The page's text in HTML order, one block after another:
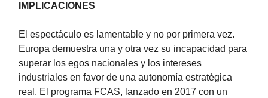
IMPLICACIONES
El espectáculo es lamentable y no por primera vez.
Europa demuestra una y otra vez su incapacidad para
superar los egos nacionales y los intereses
industriales en favor de una autonomía estratégica
real. El programa FCAS, lanzado en 2017 con un